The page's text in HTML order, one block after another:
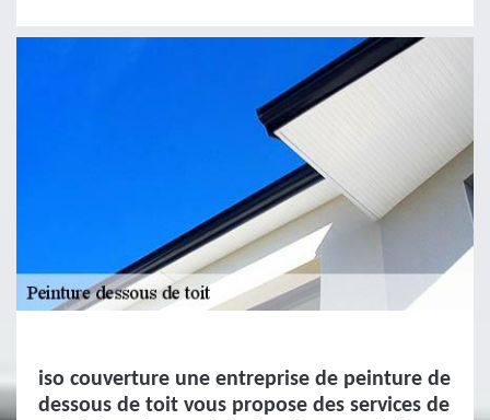
iso couverture une entreprise de peinture de
dessous de toit vous propose des services de